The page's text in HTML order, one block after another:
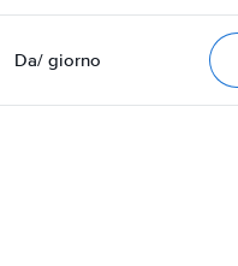
Da/ giorno